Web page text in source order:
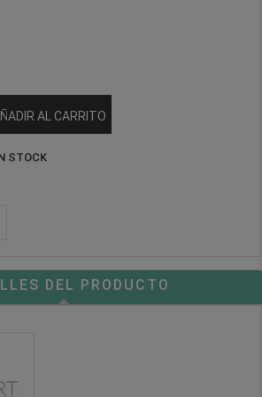
AL CARRITO
STOCK
DEL PRODUCTO